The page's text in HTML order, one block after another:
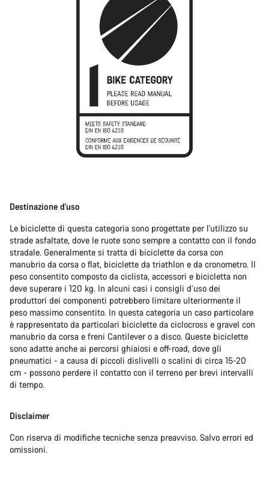
Destinazione d'uso
Le biciclette di questa categoria sono progettate per l'utilizzo su
strade asfaltate, dove le ruote sono sempre a contatto con il fondo
stradale. Generalmente si tratta di biciclette da corsa con
manubrio da corsa o flat, biciclette da triathlon e da cronometro. Il
peso consentito composto da ciclista, accessori e bicicletta non
deve superare i 120 kg. In alcuni casi i consigli d’uso dei
produttori dei componenti potrebbero limitare ulteriormente il
peso massimo consentito. In questa categoria un caso particolare
è rappresentato da particolari biciclette da ciclocross e gravel con
manubrio da corsa e freni Cantilever o a disco. Queste biciclette
sono adatte anche ai percorsi ghiaiosi e off-road, dove gli
pneumatici - a causa di piccoli dislivelli o scalini di circa 15-20
cm - possono perdere il contatto con il terreno per brevi intervalli
di tempo.
Disclaimer
Con riserva di modifiche tecniche senza preavviso. Salvo errori ed
omissioni.